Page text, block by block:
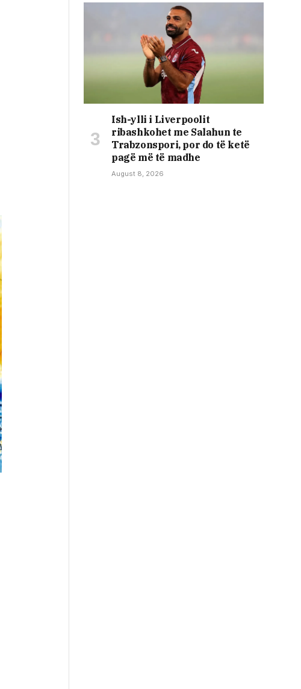
Ish-ylli i Liverpoolit
ribashkohet me Salahun te
Trabzonspori, por do të ketë
pagë më të madhe
August 8, 2026